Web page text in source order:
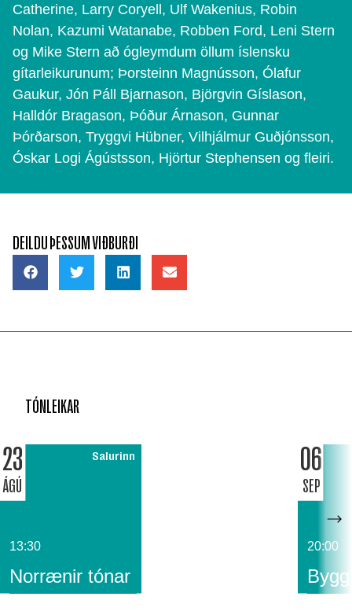
Catherine, Larry Coryell, Ulf Wakenius, Robin
Nolan, Kazumi Watanabe, Robben Ford, Leni Stern
og Mike Stern að ógleymdum öllum íslensku
gítarleikurunum; Þorsteinn Magnússon, Ólafur
Gaukur, Jón Páll Bjarnason, Björgvin Gíslason,
Halldór Bragason, Þóður Árnason, Gunnar
Þórðarson, Tryggvi Hübner, Vilhjálmur Guðjónsson,
Óskar Logi Ágústsson, Hjörtur Stephensen og fleiri.
DEILDU ÞESSUM VIÐBURÐI
TÓNLEIKAR
23
ÁGÚ
Salurinn
13:30
Norrænir tónar
06
SEP
20:00